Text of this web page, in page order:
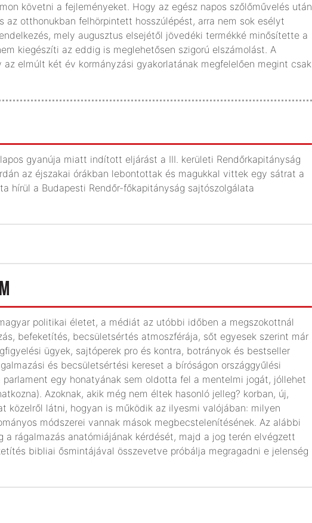
követni a fejleményeket. Hogy az egész napos szőlőművelés után
az otthonukban felhörpintett hosszúlépést, arra nem sok esélyt
mely augusztus elsejétől jövedéki termékké minősítette a
kiegészíti az eddig is meglehetősen szigorú elszámolást. A
elmúlt két év kormányzási gyakorlatának megfelelően megint csak
gyanúja miatt indított eljárást a III. kerületi Rendőrkapitányság
az éjszakai órákban lebontottak és magukkal vittek egy sátrat a
hírül a Budapesti Rendőr-főkapitányság sajtószolgálata
politikai életet, a médiát az utóbbi időben a megszokottnál
befeketítés, becsületsértés atmoszférája, sőt egyesek szerint már
ügyek, sajtóperek pro és kontra, botrányok és bestseller
és becsületsértési kereset a bíróságon országgyűlési
egy honatyának sem oldotta fel a mentelmi jogát, jóllehet
Azoknak, akik még nem éltek hasonló jelleg? korban, új,
közelről látni, hogyan is működik az ilyesmi valójában: milyen
módszerei vannak mások megbecstelenítésének. Az alábbi
a rágalmazás anatómiájának kérdését, majd a jog terén elvégzett
bibliai ősmintájával összevetve próbálja megragadni e jelenség